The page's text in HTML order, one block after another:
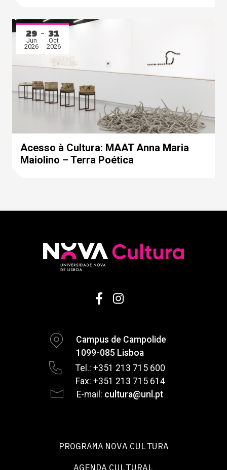
29
Jun
2026
31
Oct
2026
Acesso à Cultura: MAAT Anna Maria
Maiolino – Terra Poética
Campus de Campolide
1099-085 Lisboa
Tel.: +351 213 715 600
Fax: +351 213 715 614
E-mail: cultura@unl.pt
PROGRAMA NOVA CULTURA
AGENDA CULTURAL